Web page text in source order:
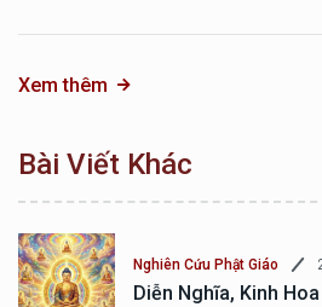
Xem thêm
Bài Viết Khác
Nghiên Cứu Phật Giáo
Diễn Nghĩa, Kinh